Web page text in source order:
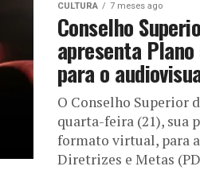
CULTURA 7 meses ago
Conselho
apresenta
para o
O Conselho Superior
quarta-feira (21), sua
formato virtual, para
Diretrizes e Metas